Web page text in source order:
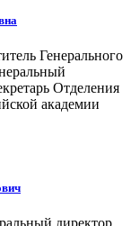
Генерального
Отделения
академии